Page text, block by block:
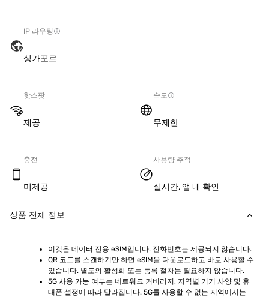
IP 라우팅
싱가포르
핫스팟
제공
속도
무제한
충전
미제공
사용량 추적
실시간, 앱 내 확인
상품 전체 정보
이것은 데이터 전용 eSIM입니다. 전화번호는 제공되지 않습니다.
QR 코드를 스캔하기만 하면 eSIM을 다운로드하고 바로 사용할 수
있습니다. 별도의 활성화 또는 등록 절차는 필요하지 않습니다.
5G 사용 가능 여부는 네트워크 커버리지, 지역별 기기 사양 및 휴
대폰 설정에 따라 달라집니다. 5G를 사용할 수 없는 지역에서는